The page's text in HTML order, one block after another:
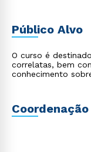
Público Alvo
O curso é
correlatas, bem
conhecimento